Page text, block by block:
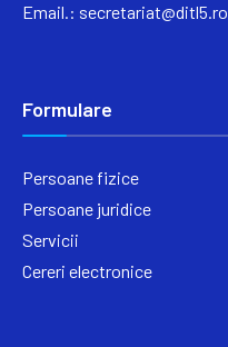
Email.: secretariat@ditl5.ro
Formulare
Persoane fizice
Persoane juridice
Servicii
Cereri electronice